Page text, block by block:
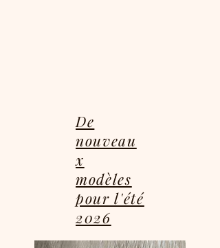
De
nouveau
x
modèles
pour l'été
2026